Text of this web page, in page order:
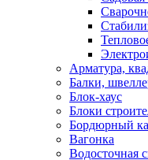
Арматура,
Балки,
Блок-хаус
Блоки
Бордюрный
Вагонка
Водосточная